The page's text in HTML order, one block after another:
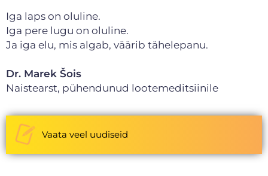
Iga laps on oluline.
Iga pere lugu on oluline.
Ja iga elu, mis algab, väärib tähelepanu.
Dr. Marek Šois
Naistearst, pühendunud lootemeditsiinile
Vaata veel uudiseid